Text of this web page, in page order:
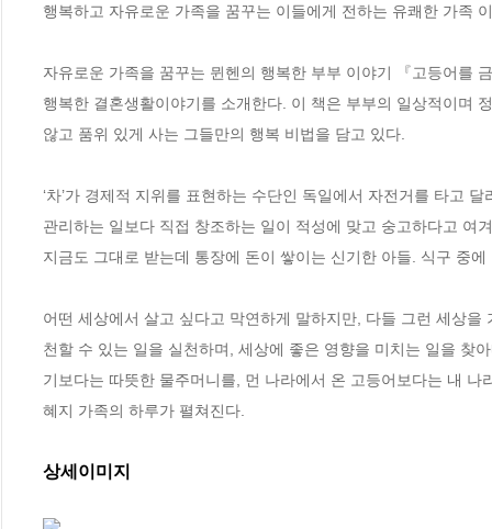
행복하고 자유로운 가족을 꿈꾸는 이들에게 전하는 유쾌한 가족
자유로운 가족을 꿈꾸는 뮌헨의 행복한 부부 이야기 『고등어를
행복한 결혼생활이야기를 소개한다. 이 책은 부부의 일상적이며
않고 품위 있게 사는 그들만의 행복 비법을 담고 있다.
‘차’가 경제적 지위를 표현하는 수단인 독일에서 자전거를 타고
관리하는 일보다 직접 창조하는 일이 적성에 맞고 숭고하다고 여
지금도 그대로 받는데 통장에 돈이 쌓이는 신기한 아들. 식구 중
어떤 세상에서 살고 싶다고 막연하게 말하지만, 다들 그런 세상
천할 수 있는 일을 실천하며, 세상에 좋은 영향을 미치는 일을 찾
기보다는 따뜻한 물주머니를, 먼 나라에서 온 고등어보다는 내
혜지 가족의 하루가 펼쳐진다.
상세이미지